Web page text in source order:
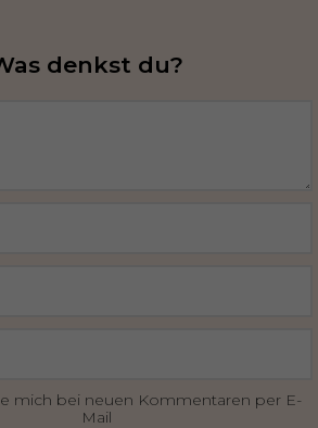
denkst du?
mich bei neuen Kommentaren per E-
Mail